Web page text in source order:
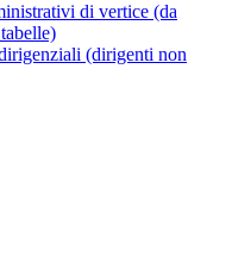
di vertice (da
(dirigenti non